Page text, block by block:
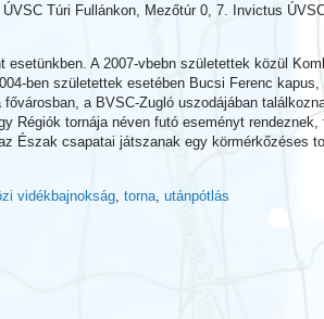
Túri Fullánkon, Mezőtúr 0, 7. Invictus
A 2007-vbebn születettek közül
ben születettek esetében Bucsi Ferenc kapus,
a BVSC-Zugló uszodájában
Régiók tornája néven futó eseményt
Észak csapatai játszanak egy körmérkőzéses
vidékbajnokság, torna, utánpótlás